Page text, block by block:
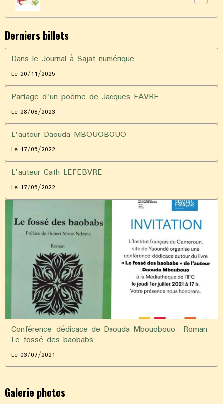
Derniers billets
Dans le Journal à Sajat numérique
Le 20/11/2025
Partage d'un poème de Jacques FAVRE
Le 28/08/2023
L'auteur Daouda MBOUOBOUO
Le 17/05/2022
L'auteur Cath LEFEBVRE
Le 17/05/2022
Conférence-dédicace de Daouda Mbouobouo -Roman
Le fossé des baobabs
Le 03/07/2021
Galerie photos